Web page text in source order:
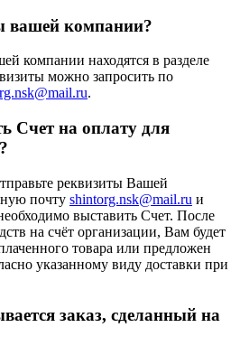
вашей компании?
компании находятся в разделе
можно запросить по
.
Счет на оплату для
реквизиты Вашей
почту shintorg.nsk@mail.ru и
выставить Счет. После
на счёт организации, Вам будет
товара или предложен
указанному виду доставки при
заказ, сделанный на